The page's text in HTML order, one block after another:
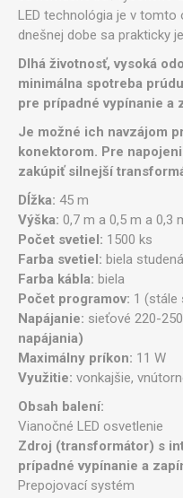
LED technológia je v
dnešnej dobe sa prakticky
Dlhá životnosť, vysoká
minimálna spotreba
pre prípadné vypínanie a
Je možné ich navzájom
konektorom. Pre
zakúpiť silnejší
Dĺžka: 45 m
Výška: 0,7 m a 0,5 m a 0,3
Počet svetiel: 1500 ks
Farba svetiel: biela
Farba kábla: biela
Počet programov: 1 (stále
Napájanie: sieťové 220-
napájania)
Maximálny príkon: 11 W
Využitie: vonkajšie,
Obsah balení:
Vianočné LED osvetlenie
Zdroj (transformátor) s
prípadné vypínanie a
Prepojovací systém